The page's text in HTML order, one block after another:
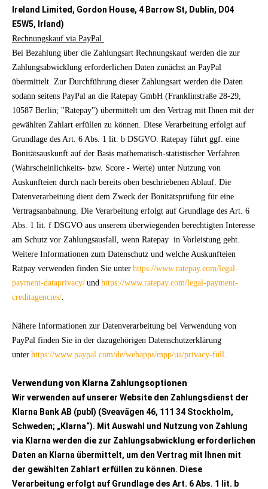
Ireland Limited, Gordon House, 4 Barrow St, Dublin, D04
E5W5, Irland)
Rechnungskauf via PayPal
Bei Bezahlung über die Zahlungsart Rechnungskauf werden die zur
Zahlungsabwicklung erforderlichen Daten zunächst an PayPal
übermittelt. Zur Durchführung dieser Zahlungsart werden die Daten
sodann seitens PayPal an die Ratepay GmbH (Franklinstraße 28-29,
10587 Berlin; "Ratepay") übermittelt um den Vertrag mit Ihnen mit der
gewählten Zahlart erfüllen zu können. Diese Verarbeitung erfolgt auf
Grundlage des Art. 6 Abs. 1 lit. b DSGVO. Ratepay führt ggf. eine
Bonitätsauskunft auf der Basis mathematisch-statistischer Verfahren
(Wahrscheinlichkeits- bzw. Score - Werte) unter Nutzung von
Auskunfteien durch nach bereits oben beschriebenen Ablauf. Die
Datenverarbeitung dient dem Zweck der Bonitätsprüfung für eine
Vertragsanbahnung. Die Verarbeitung erfolgt auf Grundlage des Art. 6
Abs. 1 lit. f DSGVO aus unserem überwiegenden berechtigten Interesse
am Schutz vor Zahlungsausfall, wenn Ratepay in Vorleistung geht.
Weitere Informationen zum Datenschutz und welche Auskunfteien
Ratpay verwenden finden Sie unter https://www.ratepay.com/legal-
payment-dataprivacy/ und https://www.ratepay.com/legal-payment-
creditagencies/.
Nähere Informationen zur Datenverarbeitung bei Verwendung von
PayPal finden Sie in der dazugehörigen Datenschutzerklärung
unter https://www.paypal.com/de/webapps/mpp/ua/privacy-full.
Verwendung von Klarna Zahlungsoptionen
Wir verwenden auf unserer Website den Zahlungsdienst der
Klarna Bank AB (publ) (Sveavägen 46, 111 34 Stockholm,
Schweden; „Klarna“). Mit Auswahl und Nutzung von Zahlung
via Klarna werden die zur Zahlungsabwicklung erforderlichen
Daten an Klarna übermittelt, um den Vertrag mit Ihnen mit
der gewählten Zahlart erfüllen zu können. Diese
Verarbeitung erfolgt auf Grundlage des Art. 6 Abs. 1 lit. b